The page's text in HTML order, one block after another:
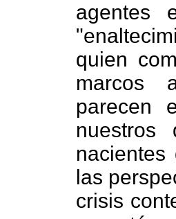
agentes
quien
marcos
parecen
nacientes
las
crisis